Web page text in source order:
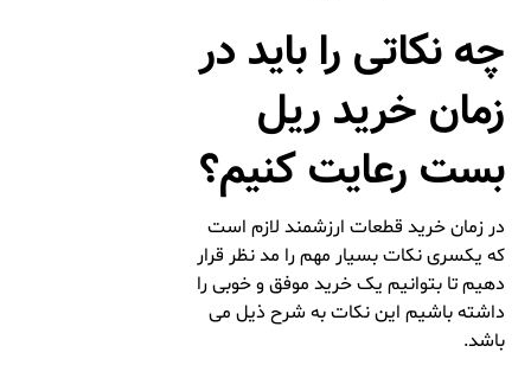
چه نکاتی را باید در
زمان خرید ریل
بست رعایت کنیم؟
در زمان خرید قطعات ارزشمند لازم است
که یکسری نکات بسیار مهم را مد نظر قرار
دهیم تا بتوانیم یک خرید موفق و خوبی را
داشته باشیم این نکات به شرح ذیل می
باشد.